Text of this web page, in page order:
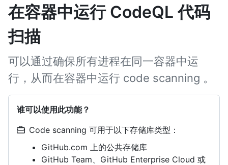
在容器中运行 CodeQL 代码
扫描
可以通过确保所有进程在同一容器中运
行，从而在容器中运行 code scanning 。
谁可以使用此功能？
Code scanning 可用于以下存储库类型：
GitHub.com 上的公共存储库
GitHub Team、GitHub Enterprise Cloud 或